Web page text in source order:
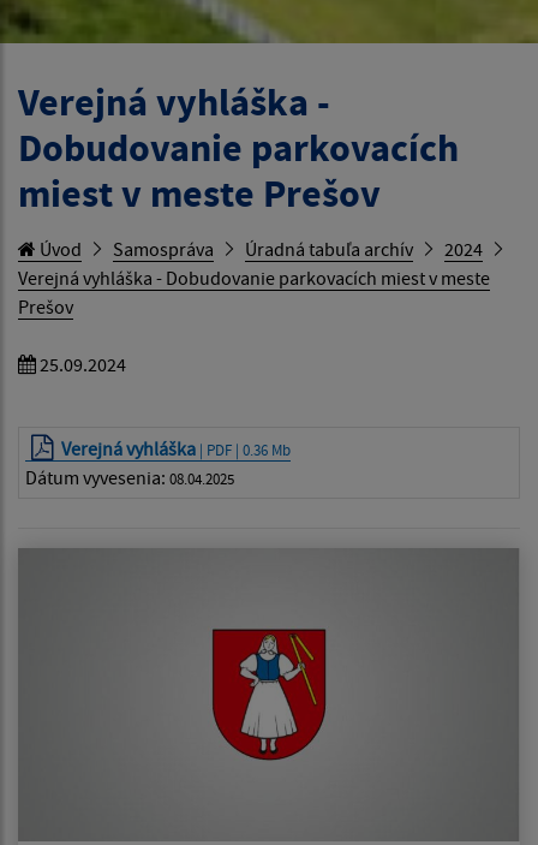
Verejná vyhláška -
Dobudovanie parkovacích
miest v meste Prešov
Úvod Samospráva Úradná tabuľa archív
2024
Verejná vyhláška - Dobudovanie parkovacích miest v meste
Prešov
25.09.2024
Verejná vyhláška | PDF | 0.36 Mb
Dátum vyvesenia: 08.04.2025